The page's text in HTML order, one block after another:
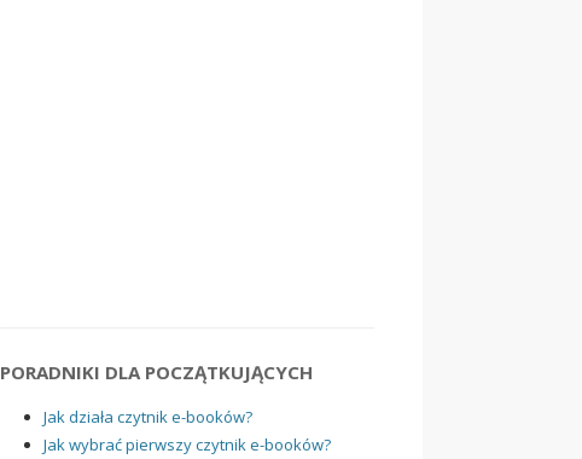
PORADNIKI DLA POCZĄTKUJĄCYCH
Jak działa czytnik e-booków?
Jak wybrać pierwszy czytnik e-booków?